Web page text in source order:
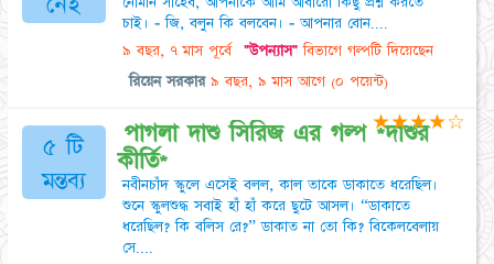
চাই। - জি, বলুন কি বলবেন। - আপনার বোন....
৯ বছর, ৭ মাস পূর্বে "উপন্যাস"বিভাগে গল্পটি দিয়েছেন
রিয়েন সরকার ৯ বছর, ৯ মাস আগে (০ পয়েন্ট)
৫ টি
মন্তব্য
পাগলা দাশু সিরিজ এর গল্প *দাশুর
কীর্তি*
নবীনচাঁদ স্কুলে এসেই বলল, কাল তাকে ডাকাতে ধরেছিল।
শুনে স্কুলশুদ্ধ সবাই হাঁ হাঁ করে ছুটে আসল। “ডাকাতে
ধরেছিল? কি বলিস রে?” ডাকাত না তো কি? বিকেলবেলায়
সে....
★★★★☆